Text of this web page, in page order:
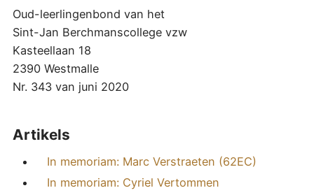
Oud-leerlingenbond van het
Sint-Jan Berchmanscollege vzw
Kasteellaan 18
2390 Westmalle
Nr. 343 van juni 2020
Artikels
In memoriam: Marc Verstraeten (62EC)
In memoriam: Cyriel Vertommen